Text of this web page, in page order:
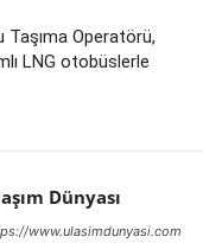
Taşıma Operatörü,
LNG otobüslerle
Dünyası
www.ulasimdunyasi.com